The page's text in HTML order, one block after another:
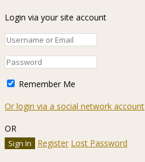
Login via your site account
Remember Me
Or login via a social network account
OR
Register Lost Password